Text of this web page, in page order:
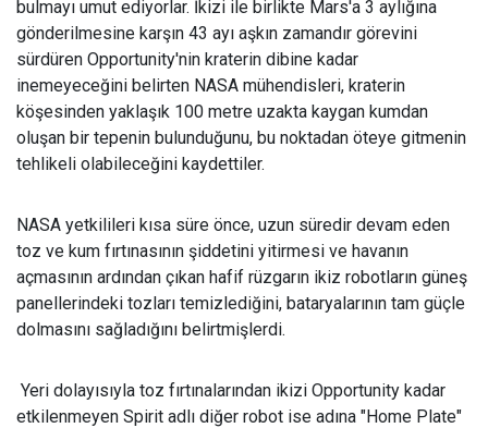
bulmayı umut ediyorlar. İkizi ile birlikte Mars'a 3 aylığına
gönderilmesine karşın 43 ayı aşkın zamandır görevini
sürdüren Opportunity'nin kraterin dibine kadar
inemeyeceğini belirten NASA mühendisleri, kraterin
köşesinden yaklaşık 100 metre uzakta kaygan kumdan
oluşan bir tepenin bulunduğunu, bu noktadan öteye gitmenin
tehlikeli olabileceğini kaydettiler.
NASA yetkilileri kısa süre önce, uzun süredir devam eden
toz ve kum fırtınasının şiddetini yitirmesi ve havanın
açmasının ardından çıkan hafif rüzgarın ikiz robotların güneş
panellerindeki tozları temizlediğini, bataryalarının tam güçle
dolmasını sağladığını belirtmişlerdi.
Yeri dolayısıyla toz fırtınalarından ikizi Opportunity kadar
etkilenmeyen Spirit adlı diğer robot ise adına "Home Plate"